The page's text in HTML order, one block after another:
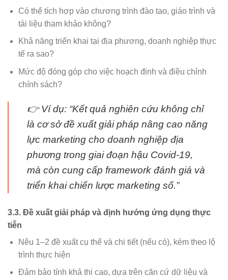
Có thể tích hợp vào chương trình đào tạo, giáo trình và
tài liệu tham khảo không?
Khả năng triển khai tại địa phương, doanh nghiệp thực
tế ra sao?
Mức độ đóng góp cho việc hoạch định và điều chỉnh
chính sách?
👉 Ví dụ: “Kết quả nghiên cứu không chỉ
là cơ sở đề xuất giải pháp nâng cao năng
lực marketing cho doanh nghiệp địa
phương trong giai đoạn hậu Covid-19,
mà còn cung cấp framework đánh giá và
triển khai chiến lược marketing số.”
3.3. Đề xuất giải pháp và định hướng ứng dụng thực
tiễn
Nêu 1–2 đề xuất cụ thể và chi tiết (nếu có), kèm theo lộ
trình thực hiện
Đảm bảo tính khả thi cao, dựa trên căn cứ dữ liệu và